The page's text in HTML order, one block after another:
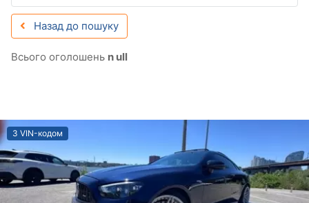
Назад до пошуку
Всього оголошень n ull
З VIN-кодом